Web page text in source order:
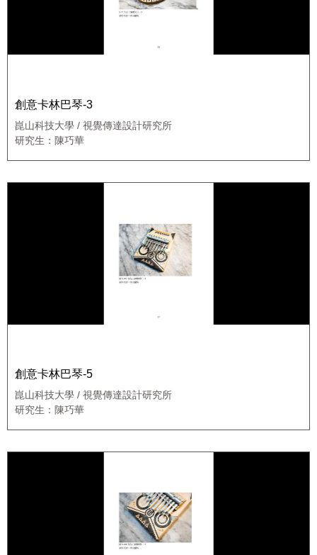
創意卡林巴琴-3
崑山科技大學 / 視覺傳達設計研究所
研究生：陳巧華
創意卡林巴琴-5
崑山科技大學 / 視覺傳達設計研究所
研究生：陳巧華